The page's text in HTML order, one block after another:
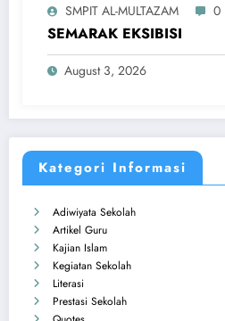
Kategori Informasi
Adiwiyata Sekolah
Artikel Guru
Kajian Islam
Kegiatan Sekolah
Literasi
Prestasi Sekolah
SMPIT AL-MULTAZAM 0
SEMARAK EKSIBISI
August 3, 2026